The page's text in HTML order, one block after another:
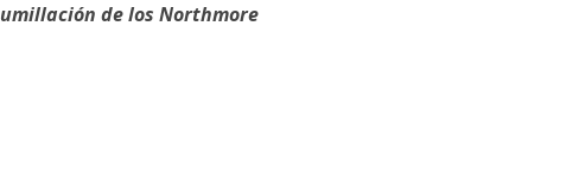
de los Northmore